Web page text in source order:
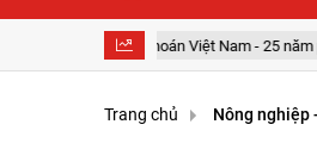
Chứng khoán Việt Nam - 25 năm phát
Trang chủ Nông nghiệp